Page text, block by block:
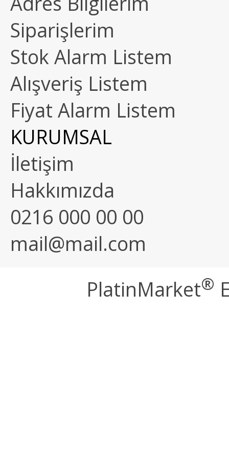
Siparişlerim
Stok Alarm Listem
Alışveriş Listem
Fiyat Alarm Listem
KURUMSAL
İletişim
Hakkımızda
0216 000 00 00
mail@mail.com
PlatinMarket®